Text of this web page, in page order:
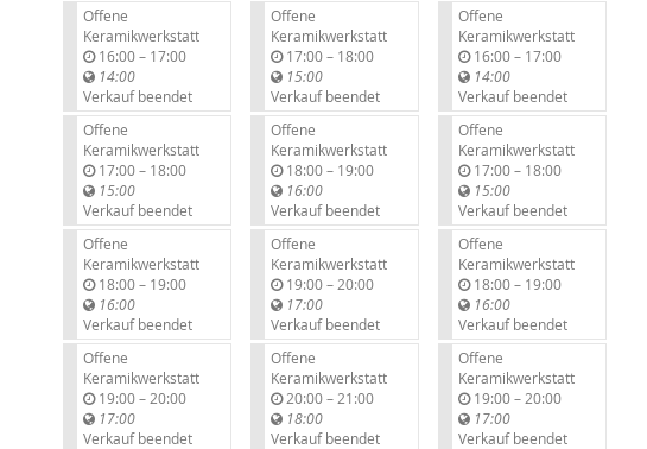
Offene
Keramikwerkstatt
16:00–b
s
17:00
14:00
Verkauf beendet
Offene
Keramikwerkstatt
17:00–b
s
18:00
15:00
Verkauf beendet
Offene
Keramikwerkstatt
18:00–b
s
19:00
16:00
Verkauf beendet
Offene
Keramikwerkstatt
19:00–b
s
20:00
17:00
Verkauf beendet
Offene
Keramikwerkstatt
17:00–b
s
18:00
15:00
Verkauf beendet
Offene
Keramikwerkstatt
18:00–b
s
19:00
16:00
Verkauf beendet
Offene
Keramikwerkstatt
19:00–b
s
20:00
17:00
Verkauf beendet
Offene
Keramikwerkstatt
20:00–b
s
21:00
18:00
Verkauf beendet
Offene
Keramikwerkstatt
16:00–b
s
17:00
14:00
Verkauf beendet
Offene
Keramikwerkstatt
17:00–b
s
18:00
15:00
Verkauf beendet
Offene
Keramikwerkstatt
18:00–b
s
19:00
16:00
Verkauf beendet
Offene
Keramikwerkstatt
19:00–b
s
20:00
17:00
Verkauf beendet